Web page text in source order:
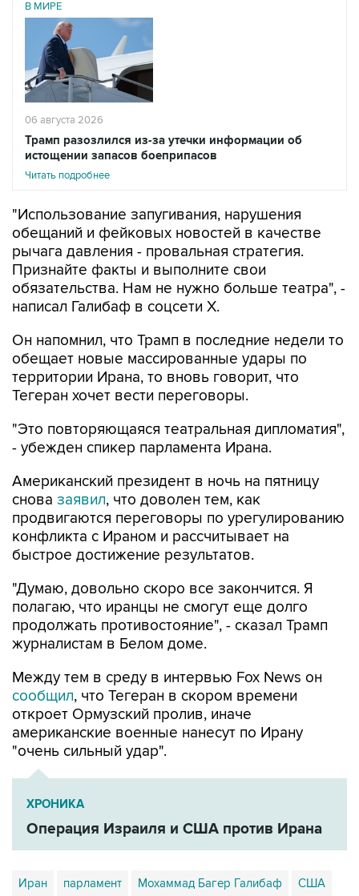
В МИРЕ
06 августа 2026
Трамп разозлился из-за утечки информации об
истощении запасов боеприпасов
Читать подробнее
"Использование запугивания, нарушения
обещаний и фейковых новостей в качестве
рычага давления - провальная стратегия.
Признайте факты и выполните свои
обязательства. Нам не нужно больше театра", -
написал Галибаф в соцсети X.
Он напомнил, что Трамп в последние недели то
обещает новые массированные удары по
территории Ирана, то вновь говорит, что
Тегеран хочет вести переговоры.
"Это повторяющаяся театральная дипломатия",
- убежден спикер парламента Ирана.
Американский президент в ночь на пятницу
снова заявил, что доволен тем, как
продвигаются переговоры по урегулированию
конфликта с Ираном и рассчитывает на
быстрое достижение результатов.
"Думаю, довольно скоро все закончится. Я
полагаю, что иранцы не смогут еще долго
продолжать противостояние", - сказал Трамп
журналистам в Белом доме.
Между тем в среду в интервью Fox News он
сообщил, что Тегеран в скором времени
откроет Ормузский пролив, иначе
американские военные нанесут по Ирану
"очень сильный удар".
ХРОНИКА
Операция Израиля и США против Ирана
Иран парламент Мохаммад Багер Галибаф США